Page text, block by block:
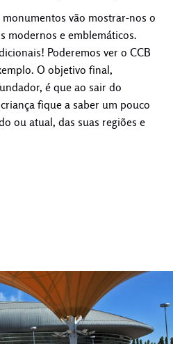
vão mostrar-nos o
modernos e emblemáticos.
Poderemos ver o CCB
O objetivo final,
é que ao sair do
fique a saber um pouco
ou atual, das suas regiões e